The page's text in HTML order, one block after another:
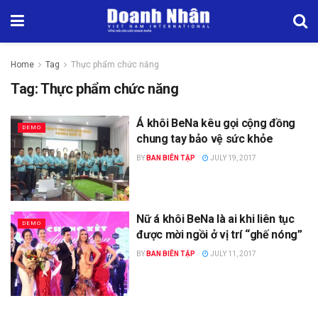
Home Tag Thực phẩm chức năng
Tag:Thực phẩm chức năng
DEMO
Á khôi BeNa kêu gọi cộng đồng
chung tay bảo vệ sức khỏe
BY BAN BIÊN TẬP JULY 19, 2017
DEMO
Nữ á khôi BeNa là ai khi liên tục
được mời ngồi ở vị trí “ghế nóng”
BY BAN BIÊN TẬP JULY 11, 2017